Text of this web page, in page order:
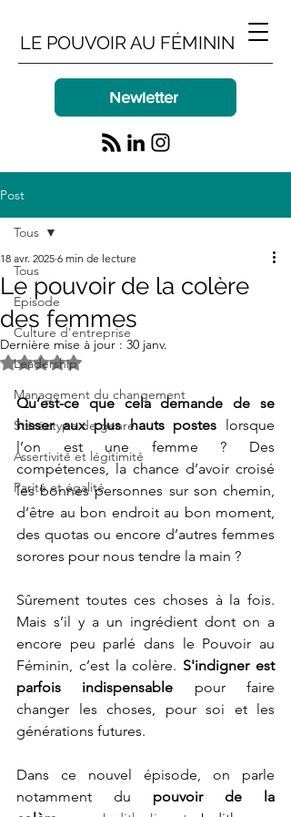
LE POUVOIR AU FÉMININ
Newletter
Post
Tous
Episode
Culture d'entreprise
Leadership
Management du changement
Stéréotype de genre
Assertivité et légitimité
Parité et égalité
Tous
Le pouvoir de la colère
des femmes
18 avr. 2025 6 min de lecture
Dernière mise à jour : 30 janv.
Noté NaN étoiles sur 5.
Qu’est-ce que cela demande de se
hisser aux plus hauts postes lorsque
l’on est une femme ? Des
compétences, la chance d’avoir croisé
les bonnes personnes sur son chemin,
d’être au bon endroit au bon moment,
des quotas ou encore d’autres femmes
sorores pour nous tendre la main ?
Sûrement toutes ces choses à la fois.
Mais s’il y a un ingrédient dont on a
encore peu parlé dans le Pouvoir au
Féminin, c’est la colère. S'indigner est
parfois indispensable pour faire
changer les choses, pour soi et les
générations futures.
Dans ce nouvel épisode, on parle
notamment du pouvoir de la